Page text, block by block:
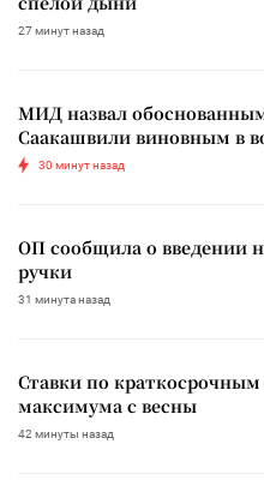
27 минут назад
МИД назвал
Саакашвили виновным в
30 минут назад
ОП сообщила о введении
ручки
31 минута назад
Ставки по
максимума с весны
42 минуты назад